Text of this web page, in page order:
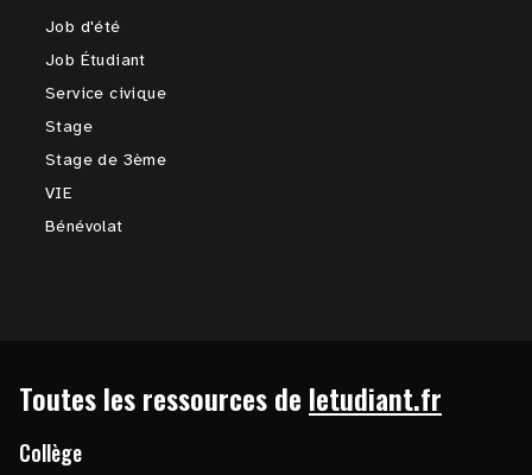
Job d'été
Job Étudiant
Service civique
Stage
Stage de 3ème
VIE
Bénévolat
Toutes les ressources de letudiant.fr
Collège